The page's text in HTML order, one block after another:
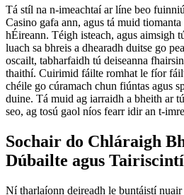
Tá stíl na n-imeachtaí ar líne beo
Casino gafa ann, agus tá muid
hÉireann. Téigh isteach, agus aimsigh
luach sa bhreis a dhearadh duitse go
oscailt, tabharfaidh tú deiseanna
thaithí. Cuirimid fáilte romhat le fíor
chéile go cúramach chun fiúntas agus
duine. Tá muid ag iarraidh a bheith ar
seo, ag tosú gaol níos fearr idir an t-
Sochair do Chláraigh
Dúbailte agus
Ní tharlaíonn deireadh le buntáistí